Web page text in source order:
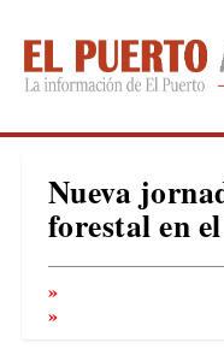
Nueva
forestal en